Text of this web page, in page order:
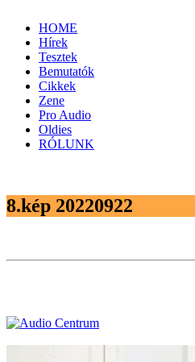
HOME
Hírek
Tesztek
Bemutatók
Cikkek
Zene
Pro Audio
Oldies
RÓLUNK
8.kép 20220922